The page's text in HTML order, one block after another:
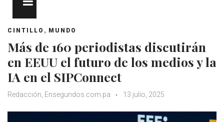
CINTILLO , MUNDO
Más de 160 periodistas discutirán
en EEUU el futuro de los medios y la
IA en el SIPConnect
Redacción, Ensegundos.com.pa 13 julio, 2025